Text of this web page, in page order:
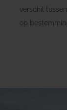
verschil
op